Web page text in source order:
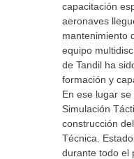
capacitación
aeronaves
mantenimiento
equipo
de Tandil ha
formación y
En ese lugar
Simulación
construcción
Técnica.
durante todo el